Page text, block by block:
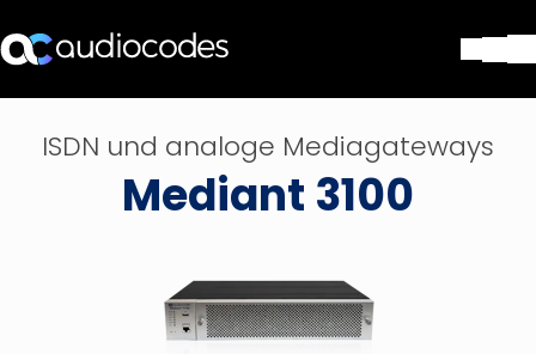
Produkte und Anwendungen
Dienstleistungen & Support
ISDN und analoge Mediagateways
Mediant 3100